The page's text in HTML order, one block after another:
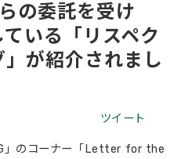
の委託を受け
いる「リスペク
」が紹介されまし
ツイート
」のコーナー「Letter for the